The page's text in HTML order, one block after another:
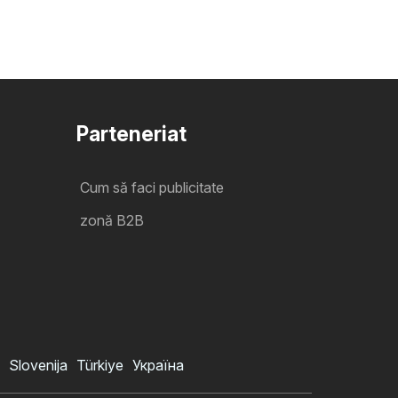
Parteneriat
Cum să faci publicitate
zonă B2B
Slovenija Türkiye Україна